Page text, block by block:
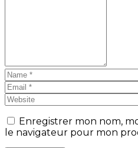
Enregistrer mon nom,
le navigateur pour mon